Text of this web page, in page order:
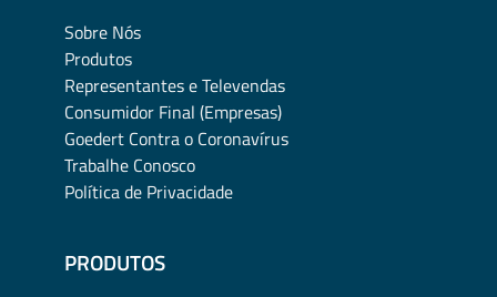
Sobre Nós
Produtos
Representantes e Televendas
Consumidor Final (Empresas)
Goedert Contra o Coronavírus
Trabalhe Conosco
Política de Privacidade
PRODUTOS